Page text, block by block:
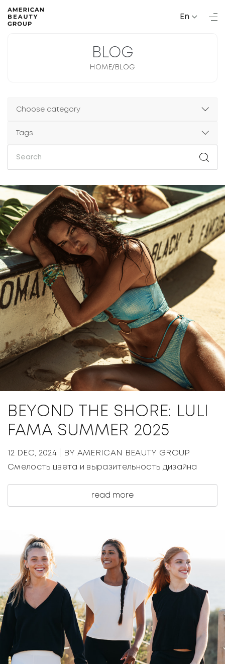
En
BLOG
HOME/ BLOG
Choose category
Tags
BEYOND THE SHORE: LULI
FAMA SUMMER 2025
12 DEC, 2024
| BY AMERICAN BEAUTY GROUP
Смелость цвета и выразительность дизайна
read more